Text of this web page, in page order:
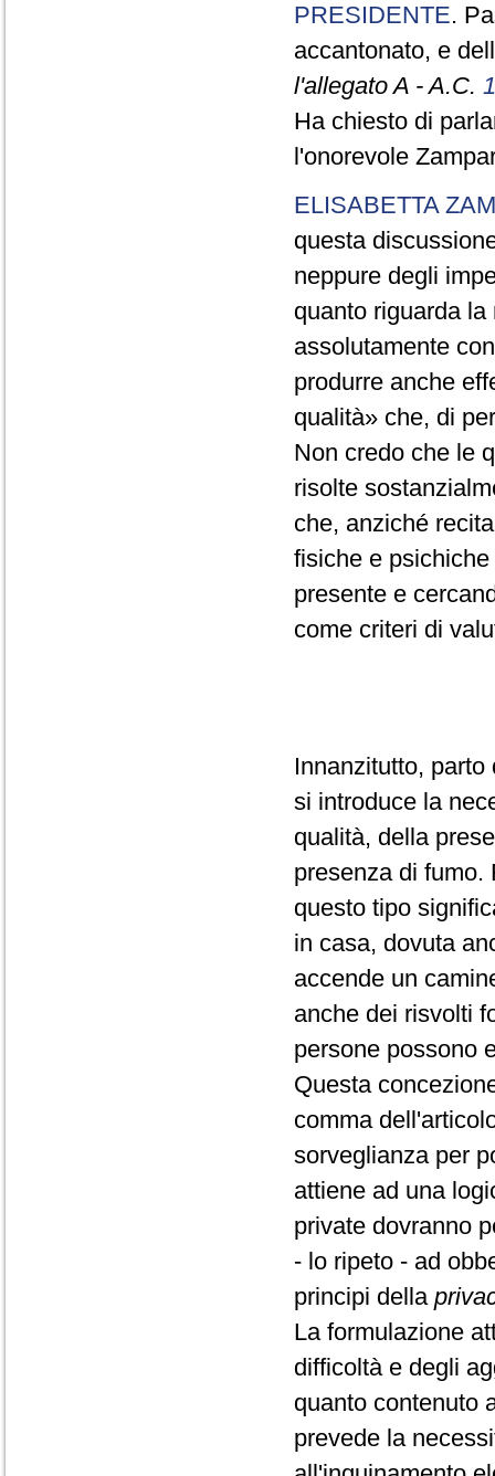
PRESIDENTE.
accantonato, e
l'allegato A - A.C.
Ha chiesto di
l'onorevole
ELISABETTA
questa
neppure degli
quanto riguarda
assolutamente
produrre anche
qualità» che, di
Non credo che le
risolte
che, anziché
fisiche e
presente e
come criteri di
Innanzitutto,
si introduce la
qualità, della
presenza di fumo.
questo tipo
in casa, dovuta
accende un
anche dei risvolti
persone possono
Questa
comma
sorveglianza per
attiene ad una
private dovranno
- lo ripeto - ad
principi della
La formulazione
difficoltà e degli
quanto contenuto
prevede la